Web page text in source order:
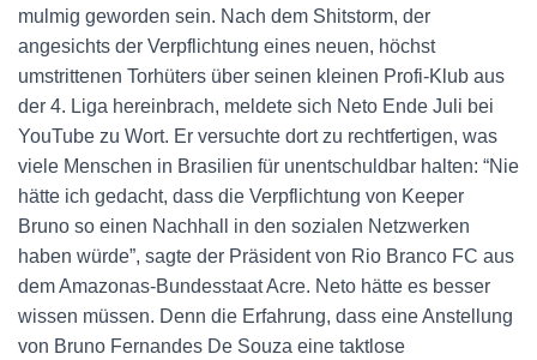
mulmig geworden sein. Nach dem Shitstorm, der
angesichts der Verpflichtung eines neuen, höchst
umstrittenen Torhüters über seinen kleinen Profi-Klub aus
der 4. Liga hereinbrach, meldete sich Neto Ende Juli bei
YouTube zu Wort. Er versuchte dort zu rechtfertigen, was
viele Menschen in Brasilien für unentschuldbar halten: “Nie
hätte ich gedacht, dass die Verpflichtung von Keeper
Bruno so einen Nachhall in den sozialen Netzwerken
haben würde”, sagte der Präsident von Rio Branco FC aus
dem Amazonas-Bundesstaat Acre. Neto hätte es besser
wissen müssen. Denn die Erfahrung, dass eine Anstellung
von Bruno Fernandes De Souza eine taktlose